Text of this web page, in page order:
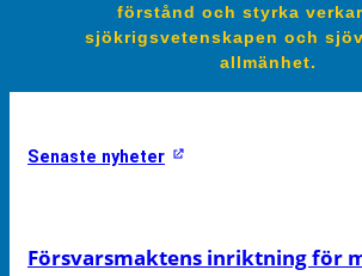
förstånd och styrka
sjökrigsvetenskapen och
allmänhet.
Senaste nyheter
Försvarsmaktens inriktning för